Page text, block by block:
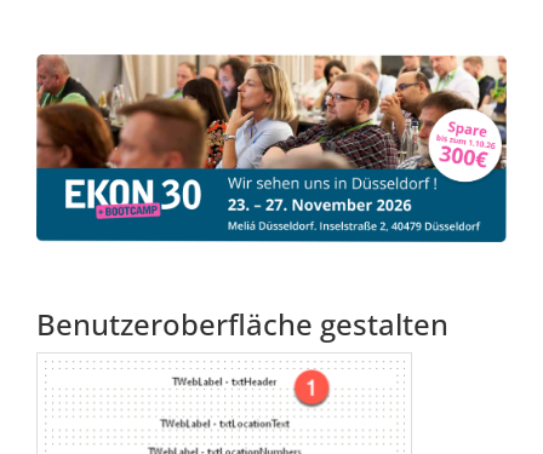
Benutzeroberfläche gestalten